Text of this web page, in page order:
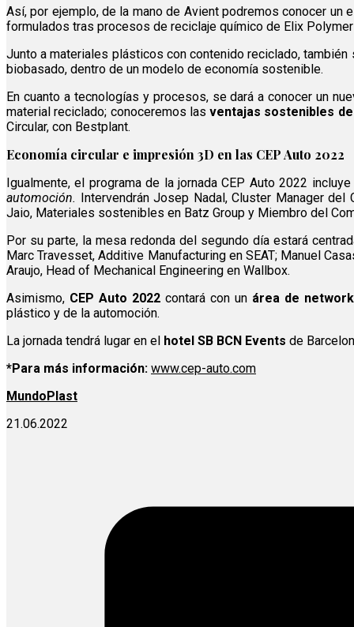
Así, por ejemplo, de la mano de Avient podremos conocer
formulados tras procesos de reciclaje químico de Elix
Junto a materiales plásticos con contenido reciclado,
biobasado, dentro de un modelo de economía sostenible.
En cuanto a tecnologías y procesos, se dará a conocer un
material reciclado; conoceremos lasventajas sostenibles
Circular, con Bestplant.
Economía circular e impresión 3D en las CEP Auto 2022
Igualmente, el programa de la jornada CEP Auto 2022
automoción.
Intervendrán Josep Nadal, Cluster Manager
Jaio, Materiales sostenibles en Batz Group y Miembro del
Por su parte, la mesa redonda del segundo día estará
Marc Travesset, Additive Manufacturing en SEAT; Manuel
Araujo, Head of Mechanical Engineering en Wallbox.
Asimismo, CEP Auto 2022 contará con un área de
plástico y de la automoción.
La jornada tendrá lugar en el hotel SB BCN Events de
*Para más información: www.cep-auto.com
MundoPlast
21.06.2022